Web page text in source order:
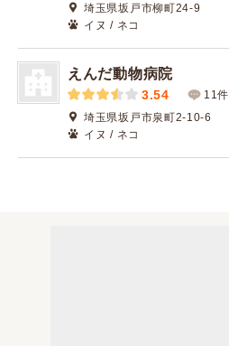
埼玉県坂戸市柳町24-9
イヌ / ネコ
えんだ動物病院
3.54
11件
埼玉県坂戸市泉町2-10-6
イヌ / ネコ